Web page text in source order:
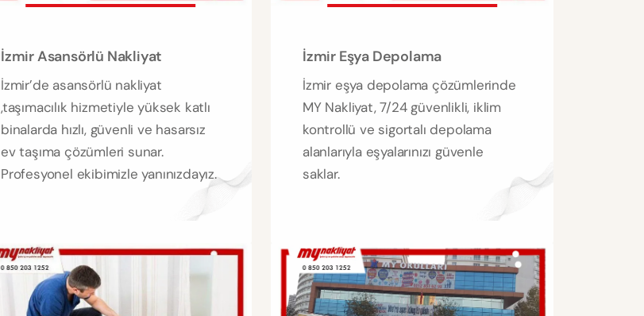
İzmir Asansörlü Nakliyat
İzmir’de asansörlü nakliyat
,taşımacılık hizmetiyle yüksek katlı
binalarda hızlı, güvenli ve hasarsız
ev taşıma çözümleri sunar.
Profesyonel ekibimizle yanınızdayız.
İzmir Eşya Depolama
İzmir eşya depolama çözümlerinde
MY Nakliyat, 7/24 güvenlikli, iklim
kontrollü ve sigortalı depolama
alanlarıyla eşyalarınızı güvenle
saklar.